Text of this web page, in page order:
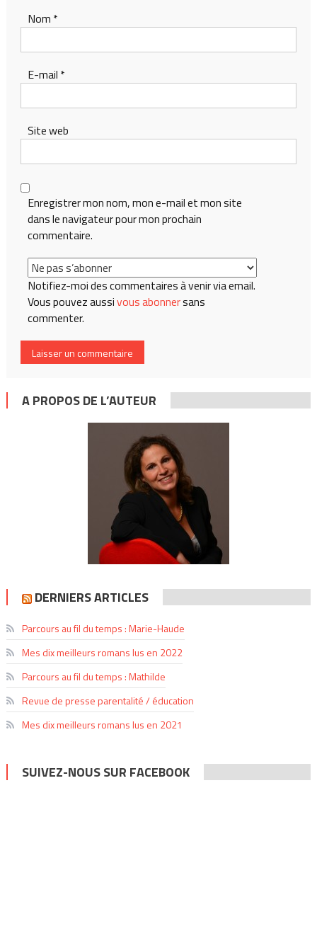
Nom *
E-mail *
Site web
Enregistrer mon nom, mon e-mail et mon site
dans le navigateur pour mon prochain
commentaire.
Notifiez-moi des commentaires à venir via email.
Vous pouvez aussivous abonnersans
commenter.
A PROPOS DE L’AUTEUR
DERNIERS ARTICLES
Parcours au fil du temps : Marie-Haude
Mes dix meilleurs romans lus en 2022
Parcours au fil du temps : Mathilde
Revue de presse parentalité / éducation
Mes dix meilleurs romans lus en 2021
SUIVEZ-NOUS SUR FACEBOOK